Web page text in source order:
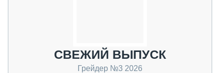
СВЕЖИЙ ВЫПУСК
Грейдер №3 2026